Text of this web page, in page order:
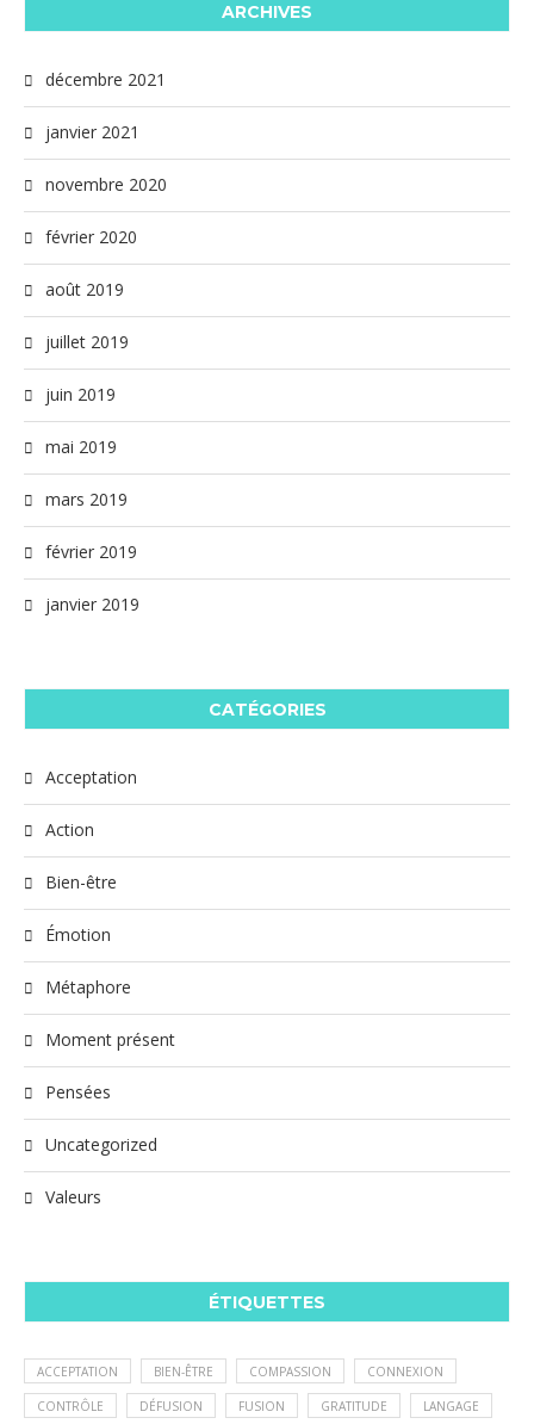
ARCHIVES
décembre 2021
janvier 2021
novembre 2020
février 2020
août 2019
juillet 2019
juin 2019
mai 2019
mars 2019
février 2019
janvier 2019
CATÉGORIES
Acceptation
Action
Bien-être
Émotion
Métaphore
Moment présent
Pensées
Uncategorized
Valeurs
ÉTIQUETTES
ACCEPTATION BIEN-ÊTRE COMPASSION CONNEXION
CONTRÔLE DÉFUSION FUSION GRATITUDE LANGAGE